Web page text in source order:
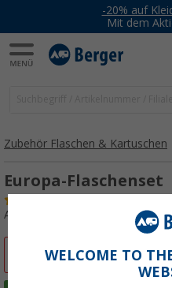
-20% auf
Mit dem
Zubehör Flaschen & Kartuschen
Europa-Flaschenset
Art.-Nr.: 112390
WELCOME TO